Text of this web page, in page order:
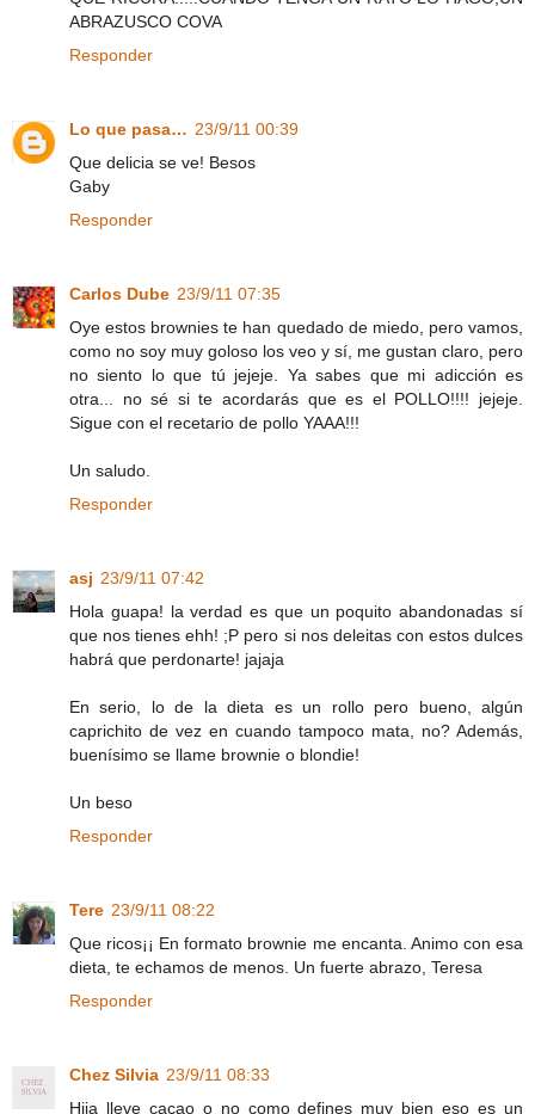
ABRAZUSCO COVA
Responder
Lo que pasa… 23/9/11 00:39
Que delicia se ve! Besos
Gaby
Responder
Carlos Dube 23/9/11 07:35
Oye estos brownies te han quedado de miedo, pero vamos,
como no soy muy goloso los veo y sí, me gustan claro, pero
no siento lo que tú jejeje. Ya sabes que mi adicción es
otra... no sé si te acordarás que es el POLLO!!!! jejeje.
Sigue con el recetario de pollo YAAA!!!
Un saludo.
Responder
asj 23/9/11 07:42
Hola guapa! la verdad es que un poquito abandonadas sí
que nos tienes ehh! ;P pero si nos deleitas con estos dulces
habrá que perdonarte! jajaja
En serio, lo de la dieta es un rollo pero bueno, algún
caprichito de vez en cuando tampoco mata, no? Además,
buenísimo se llame brownie o blondie!
Un beso
Responder
Tere 23/9/11 08:22
Que ricos¡¡ En formato brownie me encanta. Animo con esa
dieta, te echamos de menos. Un fuerte abrazo, Teresa
Responder
Chez Silvia 23/9/11 08:33
Hija lleve cacao o no como defines muy bien eso es un